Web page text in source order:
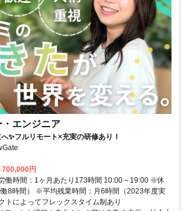
・エンジニア
✨フルリモート×充実の研修あり！
円
働時間：1ヶ月あたり173時間 10:00～19:00 ※休
8時間） ※平均残業時間：月6時間（2023年度実
トによってフレックスタイム制あり